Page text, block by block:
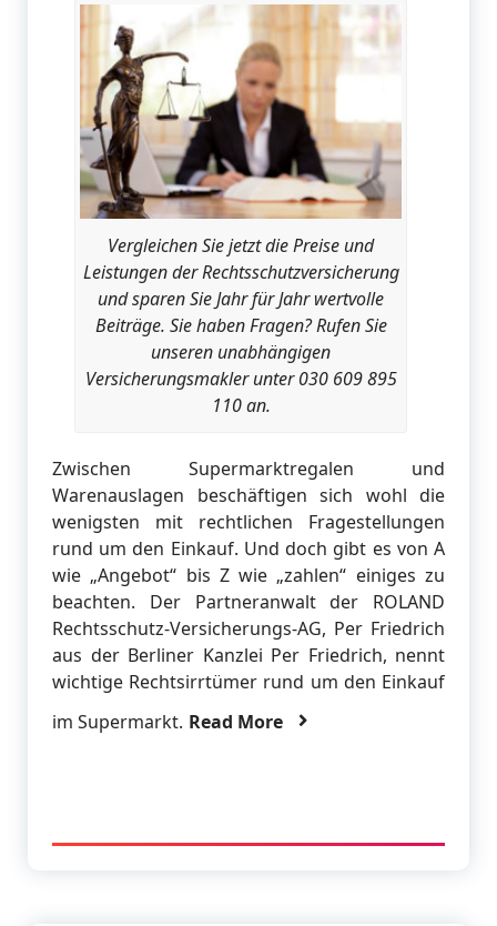
Vergleichen Sie jetzt die Preise und
Leistungen der Rechtsschutzversicherung
und sparen Sie Jahr für Jahr wertvolle
Beiträge. Sie haben Fragen? Rufen Sie
unseren unabhängigen
Versicherungsmakler unter 030 609 895
110 an.
Zwischen Supermarktregalen und
Warenauslagen beschäftigen sich wohl die
wenigsten mit rechtlichen Fragestellungen
rund um den Einkauf. Und doch gibt es von A
wie „Angebot“ bis Z wie „zahlen“ einiges zu
beachten. Der Partneranwalt der ROLAND
Rechtsschutz-Versicherungs-AG, Per Friedrich
aus der Berliner Kanzlei Per Friedrich, nennt
wichtige Rechtsirrtümer rund um den Einkauf
im Supermarkt. Read More